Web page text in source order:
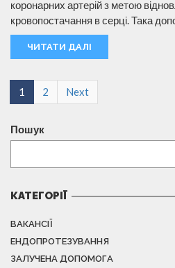
коронарних артерій з метою
кровопостачання в серці. Така
ЧИТАТИ ДАЛІ
1 2 Next
Пошук
КАТЕГОРІЇ
ВАКАНСІЇ
ЕНДОПРОТЕЗУВАННЯ
ЗАЛУЧЕНА ДОПОМОГА